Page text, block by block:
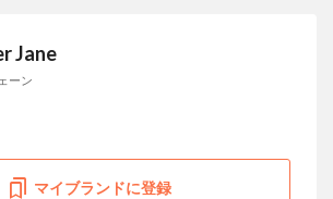
Jane
ーン
マイブランドに登録